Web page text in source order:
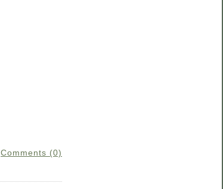
Comments (0)